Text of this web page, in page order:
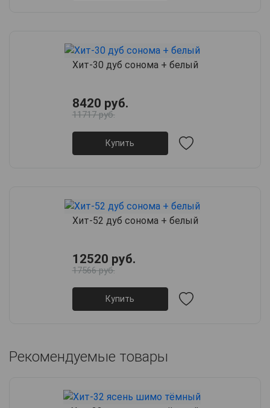
Хит-30 дуб сонома + белый
8420 руб.
11717 руб.
Купить
Хит-52 дуб сонома + белый
12520 руб.
17566 руб.
Купить
Рекомендуемые товары